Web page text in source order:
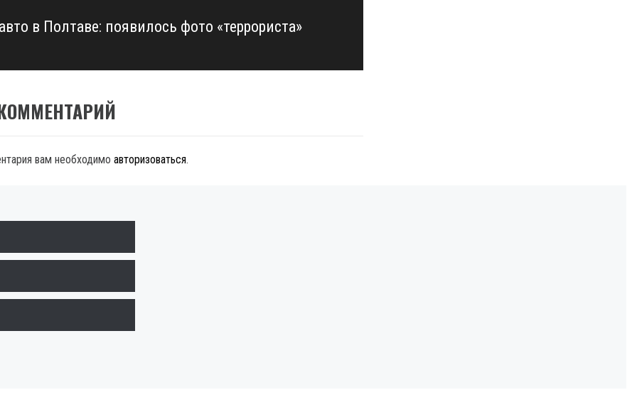
в Полтаве: появилось фото «террориста»
вам необходимо авторизоваться.